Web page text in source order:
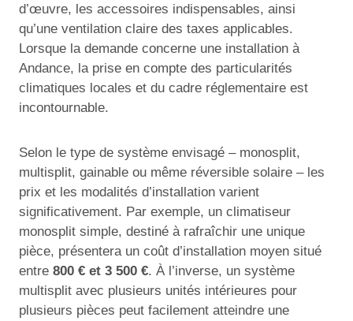
d’œuvre, les accessoires indispensables, ainsi
qu’une ventilation claire des taxes applicables.
Lorsque la demande concerne une installation à
Andance, la prise en compte des particularités
climatiques locales et du cadre réglementaire est
incontournable.
Selon le type de système envisagé – monosplit,
multisplit, gainable ou même réversible solaire – les
prix et les modalités d’installation varient
significativement. Par exemple, un climatiseur
monosplit simple, destiné à rafraîchir une unique
pièce, présentera un coût d’installation moyen situé
entre 800 € et 3 500 €. À l’inverse, un système
multisplit avec plusieurs unités intérieures pour
plusieurs pièces peut facilement atteindre une